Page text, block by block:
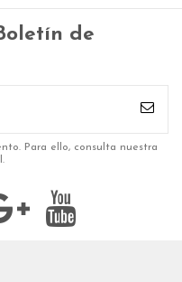
de
Para ello, consulta nuestra